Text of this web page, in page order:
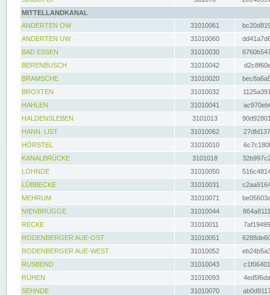
MITTELLANDKANAL
ANDERTEN OW
31010061
ANDERTEN UW
31010060
BAD ESSEN
31010030
BERENBUSCH
31010042
BRAMSCHE
31010020
BROXTEN
31010032
HAHLEN
31010041
HALDENSLEBEN
3101013
HANN. LIST
31010062
HÖRSTEL
31010010
KANALBRÜCKE
3101018
LOHNDE
31010050
LÜBBECKE
31010031
MEHRUM
31010071
NIENBRÜGGE
31010044
RECKE
31010011
RODENBERGER AUE-OST
31010051
RODENBERGER AUE-WEST
31010052
RUSBEND
31010043
RÜHEN
31010093
SEHNDE
31010070